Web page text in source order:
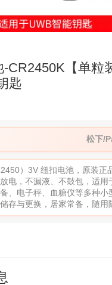
CR2450K【单粒
匙
松下/
）3V 纽扣电池，原装正
电，不漏液、不鼓包，适用
、电子秤、血糖仪等多种小
存与更换，居家常备，随用